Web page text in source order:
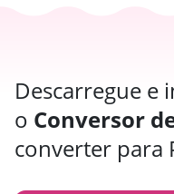
Descarregue e
o Conversor
converter para